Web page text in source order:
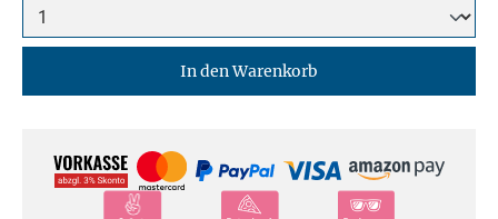
In den Warenkorb